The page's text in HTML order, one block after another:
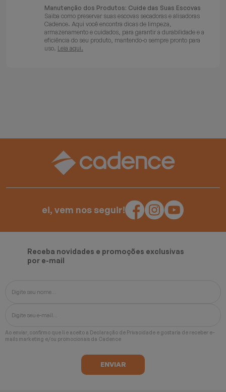
Manutenção dos Produtos: Cuide das Suas Escovas
Saiba como preservar suas escovas secadoras e alisadoras
Cadence. Aqui você encontra dicas de limpeza,
armazenamento e cuidados, para garantir a durabilidade e a
eficiência do seu produto, mantendo-o sempre pronto para
uso. Leia aqui.
ei, vem nos seguir!
Receba novidades e promoções exclusivas
por e-mail
Ao enviar, confirmo que li e aceito a Declaração de Privacidade e gostaria de receber e-
mails marketing e/ou promocionais da Cadence